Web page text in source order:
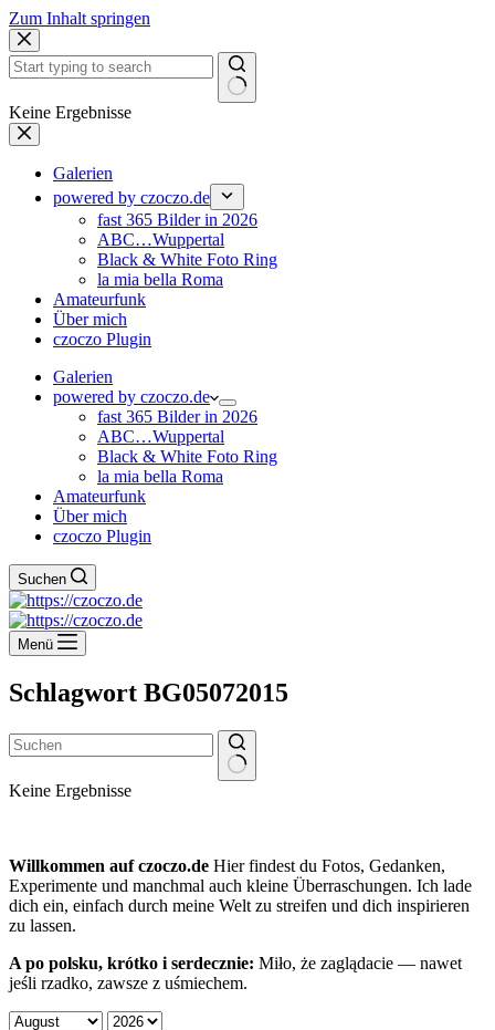
Zum Inhalt springen
Keine Ergebnisse
Galerien
powered by czoczo.de
fast 365 Bilder in 2026
ABC…Wuppertal
Black & White Foto Ring
la mia bella Roma
Amateurfunk
Über mich
czoczo Plugin
Galerien
powered by czoczo.de
fast 365 Bilder in 2026
ABC…Wuppertal
Black & White Foto Ring
la mia bella Roma
Amateurfunk
Über mich
czoczo Plugin
Suchen
Menü
Schlagwort BG05072015
Keine Ergebnisse
Willkommen auf czoczo.de Hier findest du Fotos, Gedanken,
Experimente und manchmal auch kleine Überraschungen. Ich lade
dich ein, einfach durch meine Welt zu streifen und dich inspirieren
zu lassen.
A po polsku, krótko i serdecznie: Miło, że zaglądacie — nawet
jeśli rzadko, zawsze z uśmiechem.